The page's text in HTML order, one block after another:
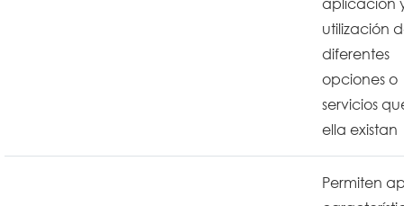
utilización
diferentes
opciones o
servicios
ella existan
Permiten